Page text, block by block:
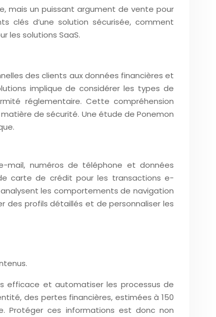
mais un puissant argument de vente pour
clés d’une solution sécurisée, comment
les solutions SaaS.
des clients aux données financières et
implique de considérer les types de
réglementaire. Cette compréhension
de sécurité. Une étude de Ponemon
mail, numéros de téléphone et données
carte de crédit pour les transactions e-
les comportements de navigation
des profils détaillés et de personnaliser les
efficace et automatiser les processus de
des pertes financières, estimées à 150
Protéger ces informations est donc non